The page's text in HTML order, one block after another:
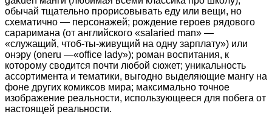
обычай тщательно прорисовывать еду или вещи, но
схематично — персонажей; рождение героев рядового
сараримана (от английского «salaried man» —
«служащий, чтоб-ты-живущий на одну зарплату») или
онэру (oneru —«office lady»); роман воспитания, к
которому сводится почти любой сюжет; уникальность
ассортимента и тематики, выгодно выделяющие мангу на
фоне других комиксов мира; максимально точное
изображение реальности, использующееся для побега от
настоящей реальности.